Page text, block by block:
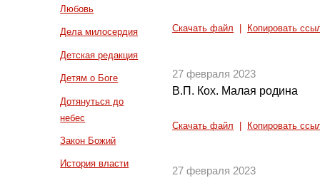
Любовь
Дела милосердия
Детская редакция
Детям о Боге
Дотянуться до
небес
Закон Божий
История власти
Скачать файл Копировать
27 февраля 2023
В.П. Кох. Малая родина
Скачать файл Копировать
27 февраля 2023